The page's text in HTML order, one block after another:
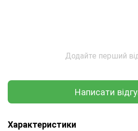
Додайте перший
Написати
Характеристики